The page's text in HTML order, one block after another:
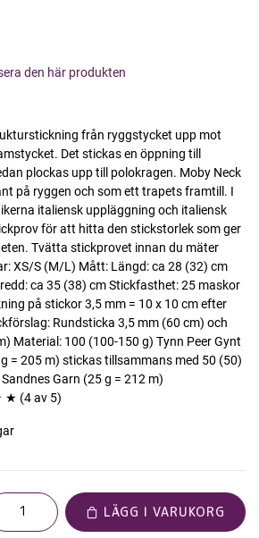
den här produkten
från ryggstycket upp mot
Det stickas en öppning till
plockas upp till polokragen. Moby Neck
på ryggen och som ett trapets framtill. I
italiensk uppläggning och italiensk
för att hitta den stickstorlek som ger
Tvätta stickprovet innan du mäter
XS/S (M/L) Mått: Längd: ca 28 (32) cm
ca 35 (38) cm Stickfasthet: 25 maskor
på stickor 3,5 mm = 10 x 10 cm efter
Rundsticka 3,5 mm (60 cm) och
Material: 100 (100-150 g) Tynn Peer Gynt
= 205 m) stickas tillsammans med 50 (50)
Garn (25 g = 212 m)
★ (4 av 5)
LÄGG I VARUKORG